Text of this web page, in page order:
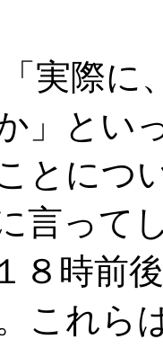
際に、
」とい
とにつ
言って
８時前
これら